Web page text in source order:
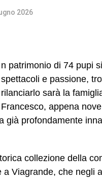
2026
n patrimonio di 74 pupi
spettacoli e passione,
rilanciarlo sarà la
Francesco, appena
già profondamente
collezione della
a Viagrande, che negli